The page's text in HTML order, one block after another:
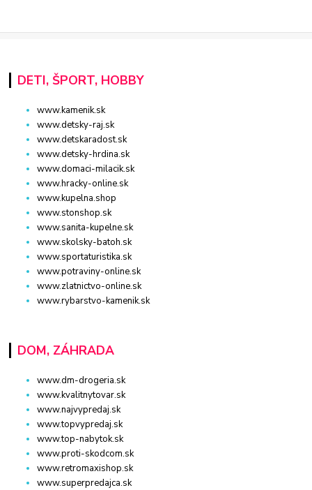
DETI, ŠPORT, HOBBY
www.kamenik.sk
www.detsky-raj.sk
www.detskaradost.sk
www.detsky-hrdina.sk
www.domaci-milacik.sk
www.hracky-online.sk
www.kupelna.shop
www.stonshop.sk
www.sanita-kupelne.sk
www.skolsky-batoh.sk
www.sportaturistika.sk
www.potraviny-online.sk
www.zlatnictvo-online.sk
www.rybarstvo-kamenik.sk
DOM, ZÁHRADA
www.dm-drogeria.sk
www.kvalitnytovar.sk
www.najvypredaj.sk
www.topvypredaj.sk
www.top-nabytok.sk
www.proti-skodcom.sk
www.retromaxishop.sk
www.superpredajca.sk